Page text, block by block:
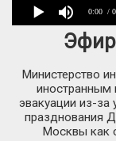
0:00 /
Эфир
Министерство
иностранным
эвакуации из-за
празднования
Москвы как